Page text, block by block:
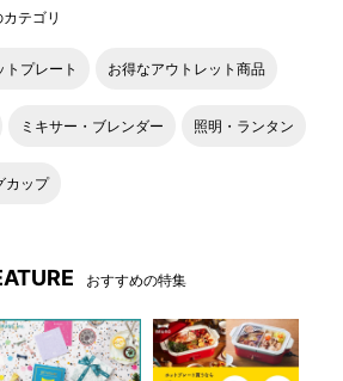
カテゴリ
トプレート お得なアウトレット商品
ミキサー・ブレンダー 照明・ランタン
カップ
おすすめの特集